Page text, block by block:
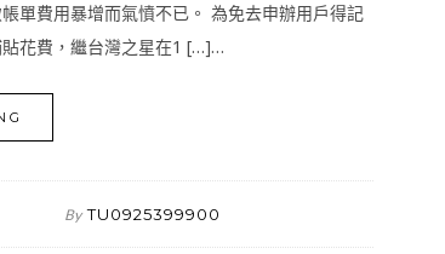
單費用暴增而氣憤不已。 為免去申辦用戶得記
花費，繼台灣之星在1 […]…
By TU0925399900